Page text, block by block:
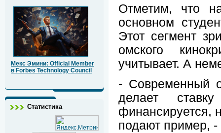
Мекс Эмини: Official Member
в Forbes Technology Council
Статистика
Отметим, что
основном
Этот сегмент
омского
учитывает. А
- Современный
делает
финансируется,
подают пример, -